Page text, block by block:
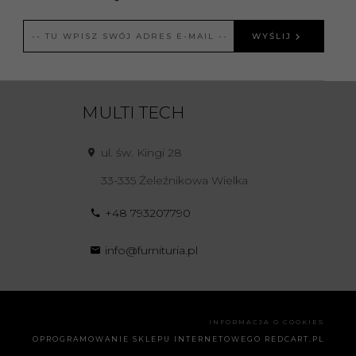
WYŚLIJ
MULTI TECH
ul. św. Kingi 28
33-335 Żeleźnikowa Wielka
+48 793207790
info@furnituria.pl
INFORMACJA O COOKIES
OPROGRAMOWANIE SKLEPU INTERNETOWEGO REDCART.PL